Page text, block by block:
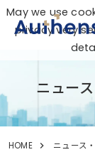
ニュー
HOME ニュース
May we use
privacy very